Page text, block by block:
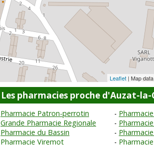
Leaflet | Map
Les pharmacies proche d'Auzat-la-
Pharmacie Patron-perrotin
Grande Pharmacie Regionale
Pharmacie du Bassin
Pharmacie Viremot